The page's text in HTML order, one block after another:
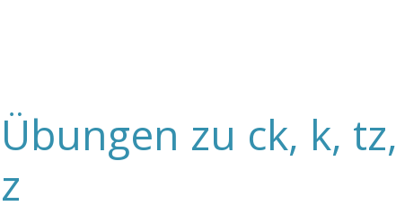
Übungen zu ck, k, tz,
z